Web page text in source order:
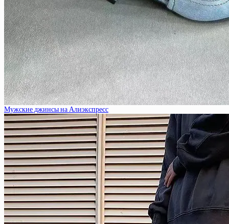
Мужские джинсы на Алиэкспресс